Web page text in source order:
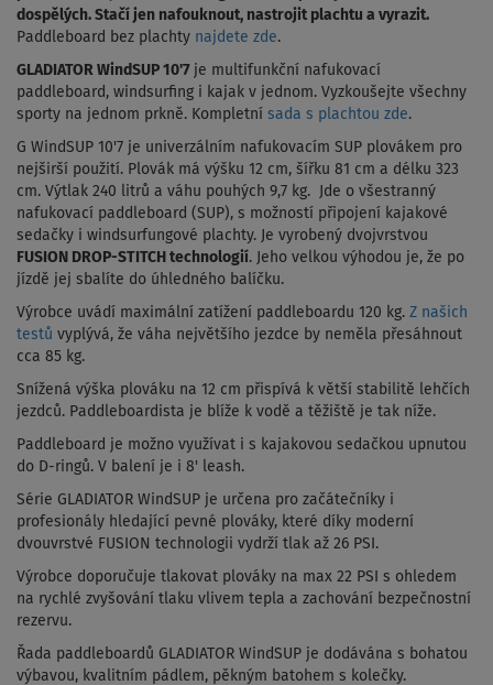
dospělých. Stačí jen nafouknout, nastrojit plachtu a vyrazit.
Paddleboard bez plachty najdete zde.
GLADIATOR WindSUP 10'7 je multifunkční nafukovací
paddleboard, windsurfing i kajak v jednom. Vyzkoušejte všechny
sporty na jednom prkně. Kompletní sada s plachtou zde.
G WindSUP 10'7 je univerzálním nafukovacím SUP plovákem pro
nejširší použití. Plovák má výšku 12 cm, šířku 81 cm a délku 323
cm. Výtlak 240 litrů a váhu pouhých 9,7 kg. Jde o všestranný
nafukovací paddleboard (SUP), s možností připojení kajakové
sedačky i windsurfungové plachty. Je vyrobený dvojvrstvou
FUSION DROP-STITCH technologií. Jeho velkou výhodou je, že po
jízdě jej sbalíte do úhledného balíčku.
Výrobce uvádí maximální zatížení paddleboardu 120 kg. Z našich
testů vyplývá, že váha největšího jezdce by neměla přesáhnout
cca 85 kg.
Snížená výška plováku na 12 cm přispívá k větší stabilitě lehčích
jezdců. Paddleboardista je blíže k vodě a těžiště je tak níže.
Paddleboard je možno využívat i s kajakovou sedačkou upnutou
do D-ringů. V balení je i 8' leash.
Série GLADIATOR WindSUP je určena pro začátečníky i
profesionály hledající pevné plováky, které díky moderní
dvouvrstvé FUSION technologii vydrží tlak až 26 PSI.
Výrobce doporučuje tlakovat plováky na max 22 PSI s ohledem
na rychlé zvyšování tlaku vlivem tepla a zachování bezpečnostní
rezervu.
Řada paddleboardů GLADIATOR WindSUP je dodávána s bohatou
výbavou, kvalitním pádlem, pěkným batohem s kolečky.